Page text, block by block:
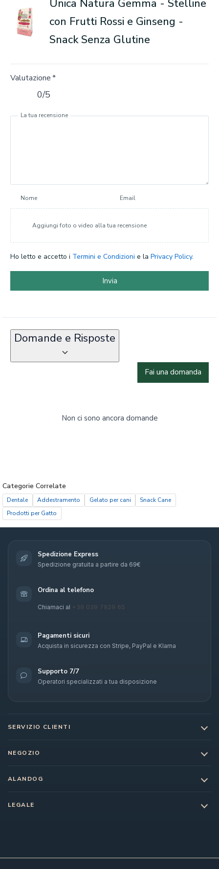
Unica Natura Gemma - Stelline
con Frutti Rossi e Ginseng -
Snack Senza Glutine
Valutazione*
0/5
La tua recensione
Nome Email
Aggiungi foto o video alla tua recensione
Ho letto e accetto i Termini e Condizioni e la Privacy Policy.
Invia
Domande e Risposte
Fai una domanda
Non ci sono ancora domande
Categorie Correlate
Dentale Addestramento Gelato per cani
Snack Cane
Prodotti per Gatto
Spedizione Express
Spedizione gratuita a partire da 69€
Ordina al telefono
Chiamaci al +39 039 7929 65
Pagamenti sicuri
Acquista in sicurezza con Stripe, PayPal e Klarna
Supporto 7/7
Operatori specializzati a tua disposizione
SERVIZIO CLIENTI
NEGOZIO
ALANDOG
LEGALE